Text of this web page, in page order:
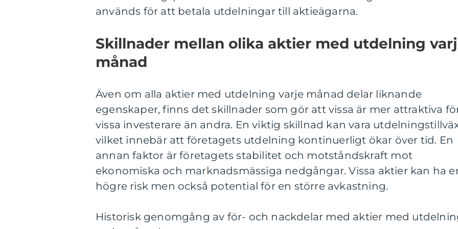
används för att betala utdelningar till aktieägarna.
Skillnader mellan olika aktier med utdelning
månad
Även om alla aktier med utdelning varje månad delar liknande
egenskaper, finns det skillnader som gör att vissa är mer attraktiva
vissa investerare än andra. En viktig skillnad kan vara
vilket innebär att företagets utdelning kontinuerligt ökar över tid. En
annan faktor är företagets stabilitet och motståndskraft mot
ekonomiska och marknadsmässiga nedgångar. Vissa aktier kan ha
högre risk men också potential för en större avkastning.
Historisk genomgång av för- och nackdelar med aktier med